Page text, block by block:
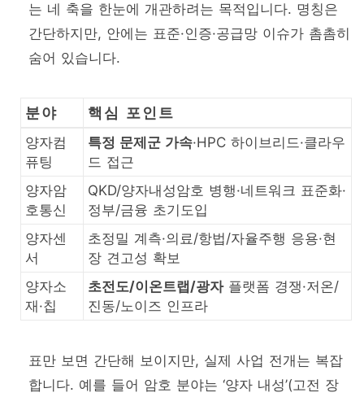
는 네 축을 한눈에 개관하려는 목적입니다. 명칭은
간단하지만, 안에는 표준·인증·공급망 이슈가 촘촘히
숨어 있습니다.
분야 핵심 포인트
양자컴
퓨팅
특정 문제군 가속·HPC 하이브리드·클라우
드 접근
양자암
호통신
QKD/양자내성암호 병행·네트워크 표준화·
정부/금융 초기도입
양자센
서
초정밀 계측·의료/항법/자율주행 응용·현
장 견고성 확보
양자소
재·칩
초전도/이온트랩/광자플랫폼 경쟁·저온/
진동/노이즈 인프라
표만 보면 간단해 보이지만, 실제 사업 전개는 복잡
합니다. 예를 들어 암호 분야는 ‘양자 내성’(고전 장